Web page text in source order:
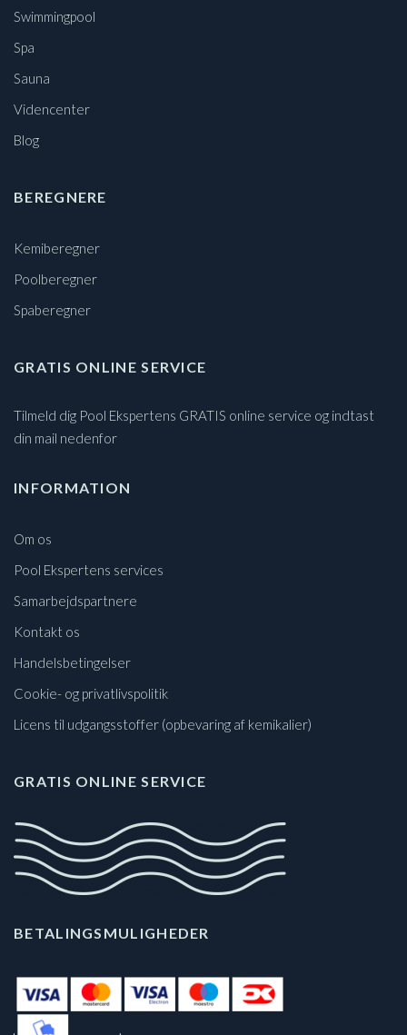
Swimmingpool
Spa
Sauna
Videncenter
Blog
BEREGNERE
Kemiberegner
Poolberegner
Spaberegner
GRATIS ONLINE SERVICE
Tilmeld dig Pool Ekspertens GRATIS online service og indtast
din mail nedenfor
INFORMATION
Om os
Pool Ekspertens services
Samarbejdspartnere
Kontakt os
Handelsbetingelser
Cookie- og privatlivspolitik
Licens til udgangsstoffer (opbevaring af kemikalier)
GRATIS ONLINE SERVICE
BETALINGSMULIGHEDER